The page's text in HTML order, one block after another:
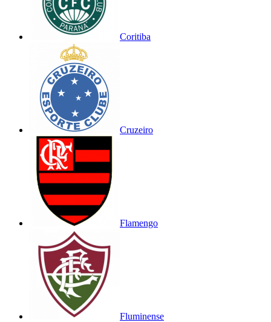
Coritiba
Cruzeiro
Flamengo
Fluminense